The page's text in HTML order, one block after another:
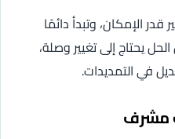
الإمكان، وتبدأ دائمًا
يحتاج إلى تغيير وصلة،
في التمديدات.
مشرف